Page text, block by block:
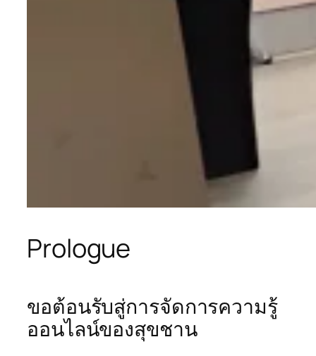
Prologue
ขอต้อนรับสู่การจัดการความรู้
ออนไลน์ของสุขชาน